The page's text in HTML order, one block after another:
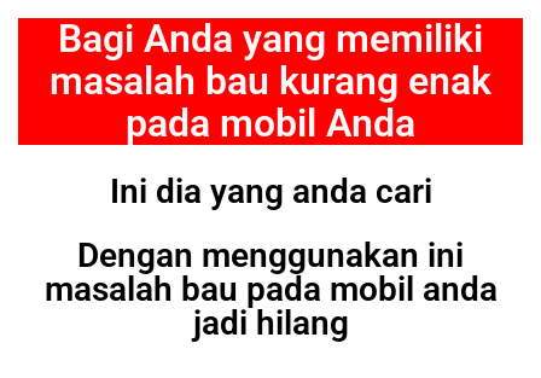
Bagi Anda yang memiliki
masalah bau kurang enak
pada mobil Anda
Ini dia yang anda cari
Dengan menggunakan ini
masalah bau pada mobil anda
jadi hilang